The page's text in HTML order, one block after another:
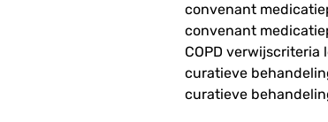
convenant
convenant
COPD verwijscriteria
curatieve
curatieve